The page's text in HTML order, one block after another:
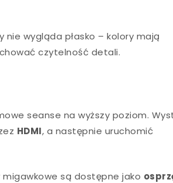
nie wygląda płasko – kolory mają
czytelność detali.
seanse na wyższy poziom.
HDMI, a następnie uruchomić
migawkowe są dostępne jako